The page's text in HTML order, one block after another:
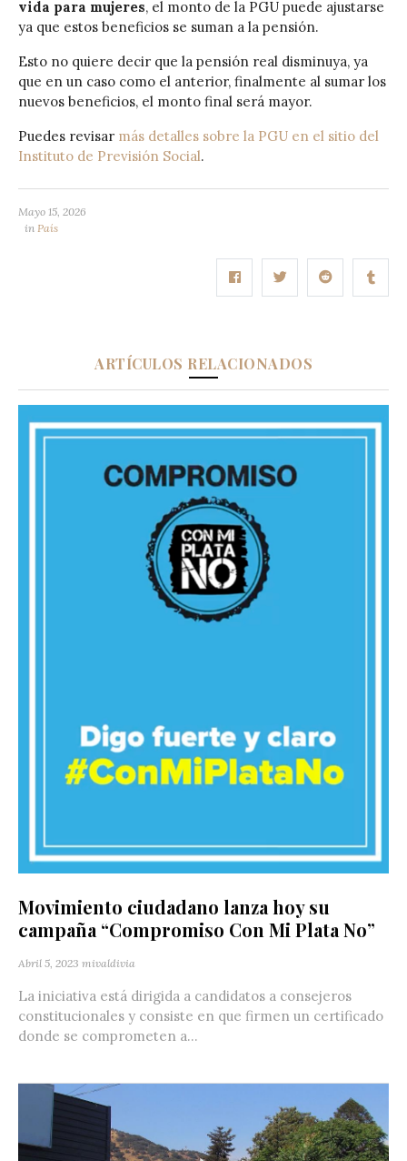
vida para mujeres, el monto de la PGU puede ajustarse
ya que estos beneficios se suman a la pensión.
Esto no quiere decir que la pensión real disminuya, ya
que en un caso como el anterior, finalmente al sumar los
nuevos beneficios, el monto final será mayor.
Puedes revisar más detalles sobre la PGU en el sitio del
Instituto de Previsión Social.
Mayo 15, 2026
in País
ARTÍCULOS RELACIONADOS
Movimiento ciudadano lanza hoy su
campaña “Compromiso Con Mi Plata No”
Abril 5, 2023 mivaldivia
La iniciativa está dirigida a candidatos a consejeros
constitucionales y consiste en que firmen un certificado
donde se comprometen a...